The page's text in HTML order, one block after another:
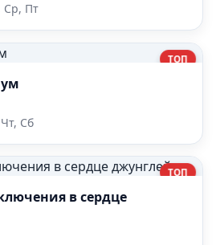
Ср, Пт
ТОП
Сб
ТОП
в сердце